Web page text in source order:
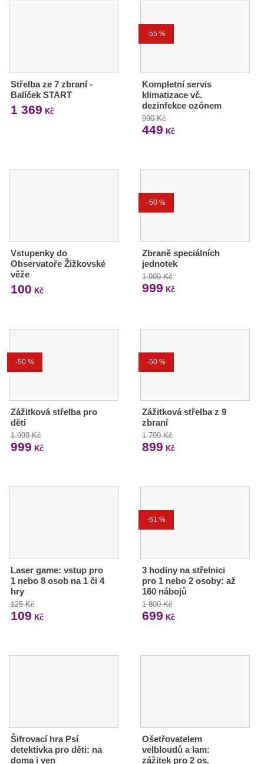
Střelba ze 7 zbraní -
Balíček START
1 369 Kč
-55 %
Kompletní servis
klimatizace vč.
dezinfekce ozónem
990 Kč
449 Kč
Vstupenky do
Observatoře Žižkovské
věže
100 Kč
-50 %
Zbraně speciálních
jednotek
1 999 Kč
999 Kč
-50 %
Zážitková střelba pro
děti
1 999 Kč
999 Kč
-50 %
Zážitková střelba z 9
zbraní
1 799 Kč
899 Kč
Laser game: vstup pro
1 nebo 8 osob na 1 či 4
hry
125 Kč
109 Kč
-61 %
3 hodiny na střelnici
pro 1 nebo 2 osoby: až
160 nábojů
1 800 Kč
699 Kč
Šifrovací hra Psí
detektivka pro děti: na
doma i ven
Ošetřovatelem
velbloudů a lam:
zážitek pro 2 os.